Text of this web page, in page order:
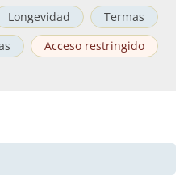
Longevidad
Termas
Acceso restringido